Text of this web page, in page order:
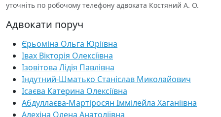
уточніть по робочому телефону адвоката Костяний А. О.
Адвокати поруч
Єрьоміна Ольга Юріївна
Івах Вікторія Олексіївна
Ізовітова Лідія Павлівна
Індутний-Шматько Станіслав Миколайович
Ісаєва Катерина Олексіївна
Абдуллаєва-Мартіросян Іммілейла Хаганіївна
Алехіна Олена Анатоліївна